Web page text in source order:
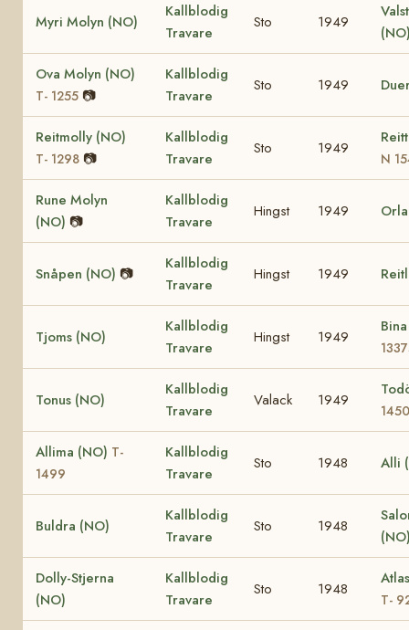
Myri Molyn (NO)
Kallblodig
Travare
Sto 1949
Ova Molyn (NO)
T- 1255 📷
Kallblodig
Travare
Sto 1949
Reitmolly (NO)
T- 1298 📷
Kallblodig
Travare
Sto 1949
N
Rune Molyn
(NO) 📷
Kallblodig
Travare
Hingst 1949
Snåpen (NO) 📷
Kallblodig
Travare
Hingst 1949
Tjoms (NO)
Kallblodig
Travare
Hingst 1949
Tonus (NO)
Kallblodig
Travare
Valack 1949
Allima (NO) T-
1499
Kallblodig
Travare
Sto 1948 Alli
Buldra (NO)
Kallblodig
Travare
Sto 1948
Dolly-Stjerna
(NO)
Kallblodig
Travare
Sto 1948
T-